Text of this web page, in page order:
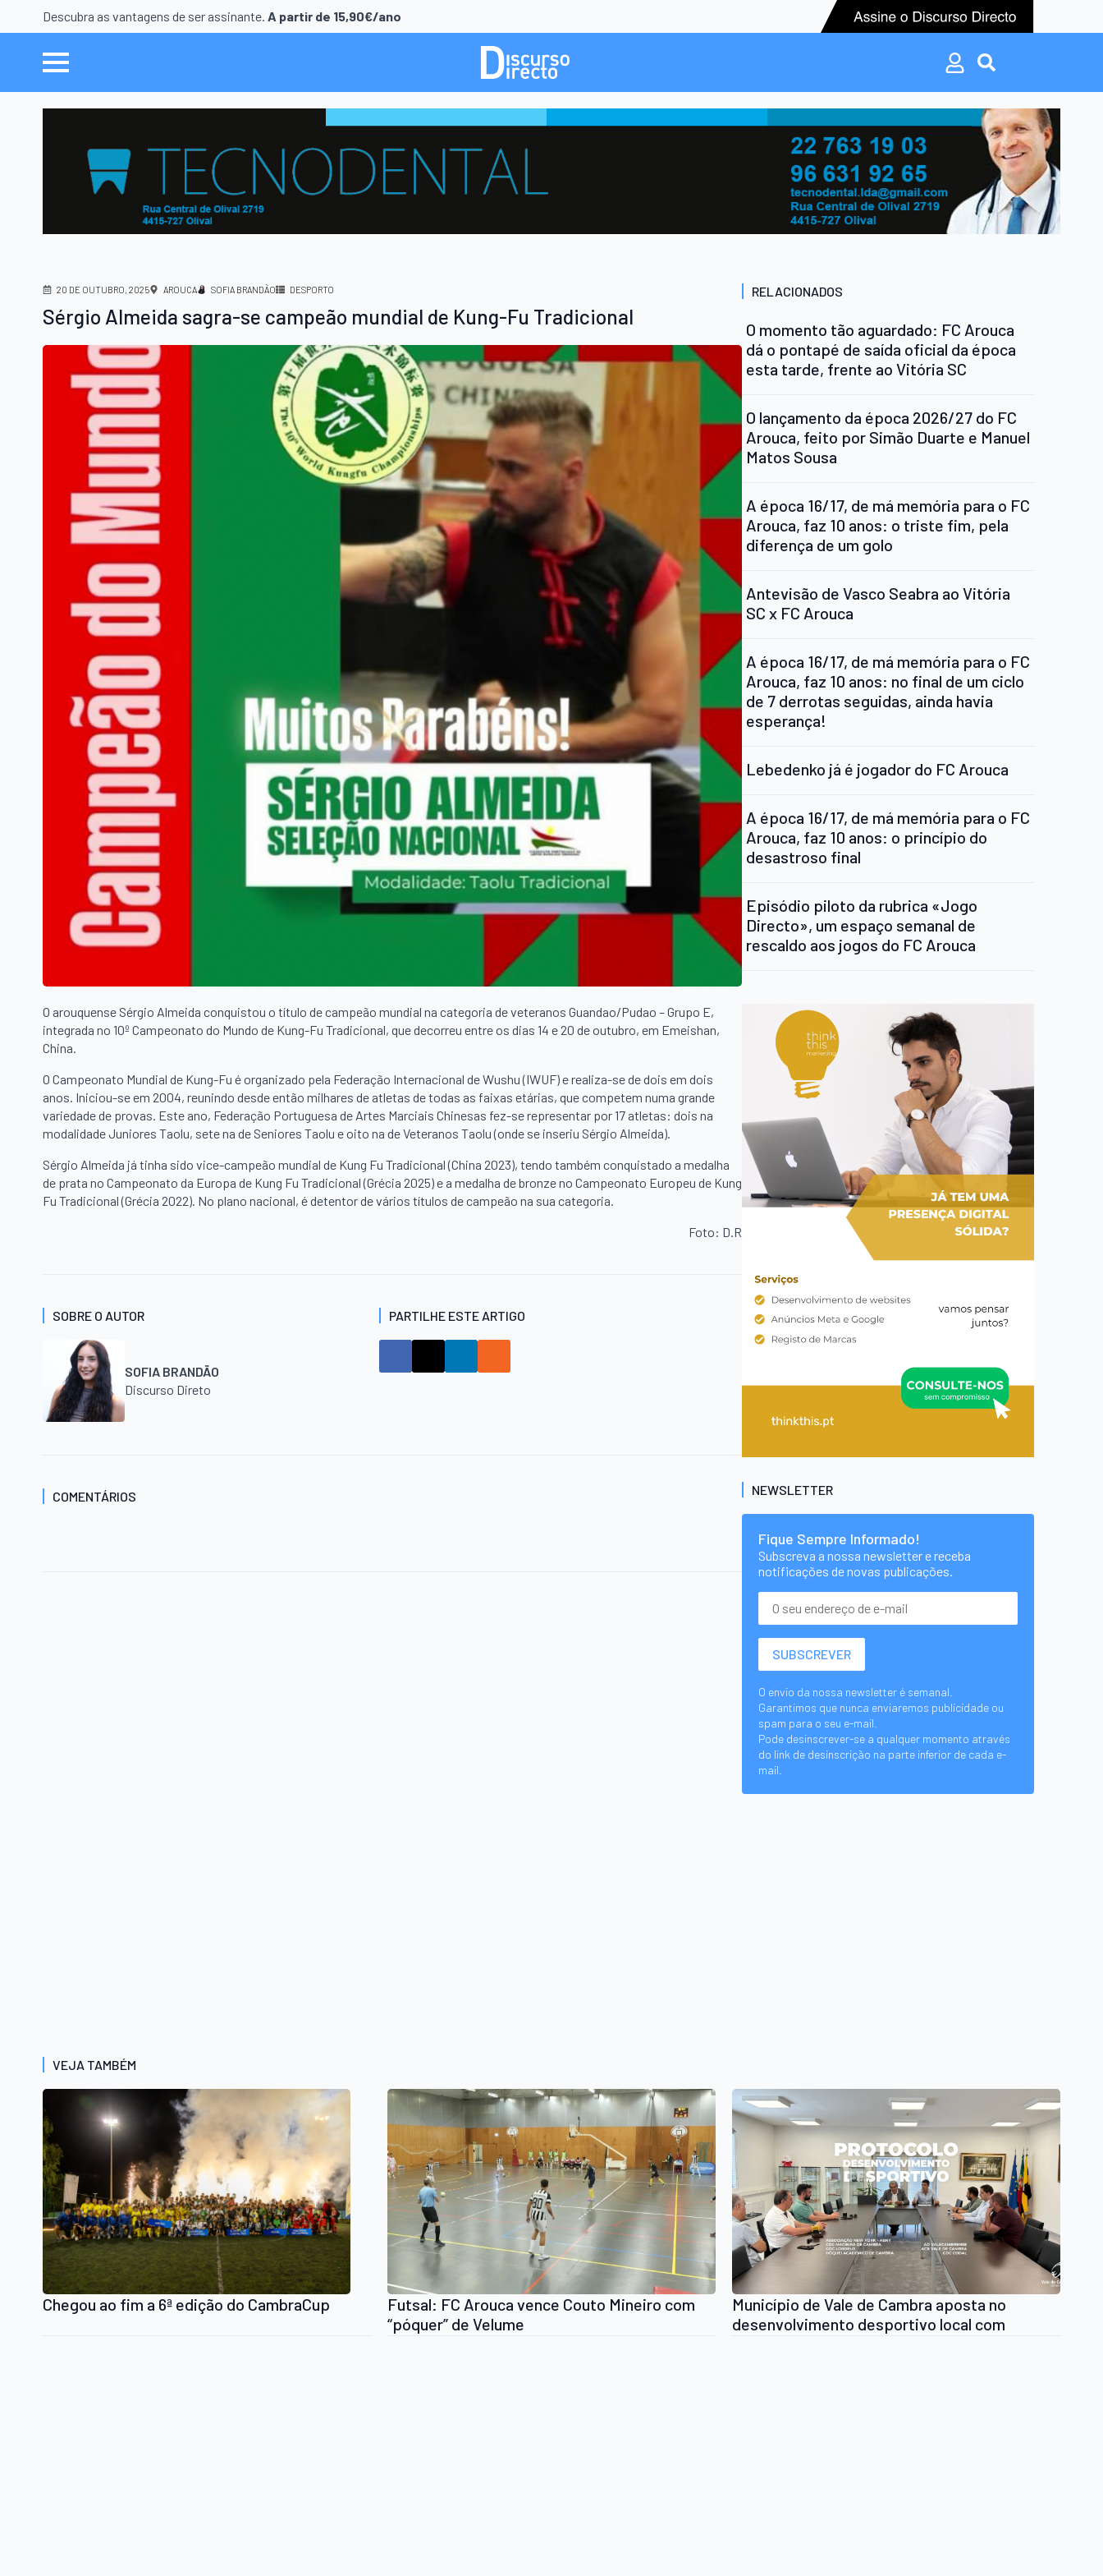
Descubra as vantagens de ser assinante. A partir de 15,90€/ano
Search
for:
Search
for:
20 DE OUTUBRO, 2025 AROUCA SOFIA BRANDÃO DESPORTO
Sérgio Almeida sagra-se campeão mundial de Kung-Fu Tradicional
O arouquense Sérgio Almeida conquistou o título de campeão mundial na categoria de veteranos Guandao/Pudao – Grupo E,
integrada no 10º Campeonato do Mundo de Kung-Fu Tradicional, que decorreu entre os dias 14 e 20 de outubro, em Emeishan,
China.
O Campeonato Mundial de Kung-Fu é organizado pela Federação Internacional de Wushu (IWUF) e realiza-se de dois em dois
anos. Iniciou-se em 2004, reunindo desde então milhares de atletas de todas as faixas etárias, que competem numa grande
variedade de provas. Este ano, Federação Portuguesa de Artes Marciais Chinesas fez-se representar por 17 atletas: dois na
modalidade Juniores Taolu, sete na de Seniores Taolu e oito na de Veteranos Taolu (onde se inseriu Sérgio Almeida).
Sérgio Almeida já tinha sido vice-campeão mundial de Kung Fu Tradicional (China 2023), tendo também conquistado a medalha
de prata no Campeonato da Europa de Kung Fu Tradicional (Grécia 2025) e a medalha de bronze no Campeonato Europeu de Kung
Fu Tradicional (Grécia 2022). No plano nacional, é detentor de vários títulos de campeão na sua categoria.
Foto: D.R
SOBRE O AUTOR
SOFIA BRANDÃO
Discurso Direto
PARTILHE ESTE ARTIGO
COMENTÁRIOS
RELACIONADOS
O momento tão aguardado: FC Arouca
dá o pontapé de saída oficial da época
esta tarde, frente ao Vitória SC
O lançamento da época 2026/27 do FC
Arouca, feito por Simão Duarte e Manuel
Matos Sousa
A época 16/17, de má memória para o FC
Arouca, faz 10 anos: o triste fim, pela
diferença de um golo
Antevisão de Vasco Seabra ao Vitória
SC x FC Arouca
A época 16/17, de má memória para o FC
Arouca, faz 10 anos: no final de um ciclo
de 7 derrotas seguidas, ainda havia
esperança!
Lebedenko já é jogador do FC Arouca
A época 16/17, de má memória para o FC
Arouca, faz 10 anos: o princípio do
desastroso final
Episódio piloto da rubrica «Jogo
Directo», um espaço semanal de
rescaldo aos jogos do FC Arouca
NEWSLETTER
Fique Sempre Informado!
Subscreva a nossa newsletter e receba
notificações de novas publicações.
O envio da nossa newsletter é semanal.
Garantimos que nunca enviaremos publicidade ou
spam para o seu e-mail.
Pode desinscrever-se a qualquer momento através
do link de desinscrição na parte inferior de cada e-
mail.
VEJA TAMBÉM
Chegou ao fim a 6ª edição do CambraCup
Futsal: FC Arouca vence Couto Mineiro com
“póquer” de Velume
Município de Vale de Cambra aposta no
desenvolvimento desportivo local com